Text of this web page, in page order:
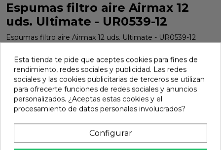
Espumas filtro aire Airmax 12
uds. Ultimate - UR0539-12
Espumas filtro aire Airmax 12 uds. Ultimate - UR0539-12
18,72 €
Añadir
En stock
share Compartir
Esta tienda te pide que aceptes cookies para fines de
rendimiento, redes sociales y publicidad. Las redes
sociales y las cookies publicitarias de terceros se utilizan
para ofrecerte funciones de redes sociales y anuncios
personalizados. ¿Aceptas estas cookies y el
procesamiento de datos personales involucrados?
Configurar